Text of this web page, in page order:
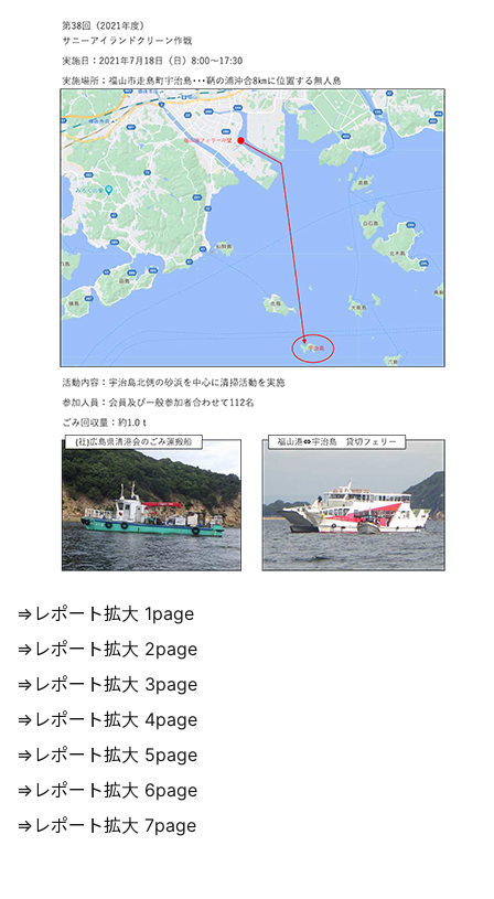
⇒レポート拡大 1page
⇒レポート拡大 2page
⇒レポート拡大 3page
⇒レポート拡大 4page
⇒レポート拡大 5page
⇒レポート拡大 6page
⇒レポート拡大 7page